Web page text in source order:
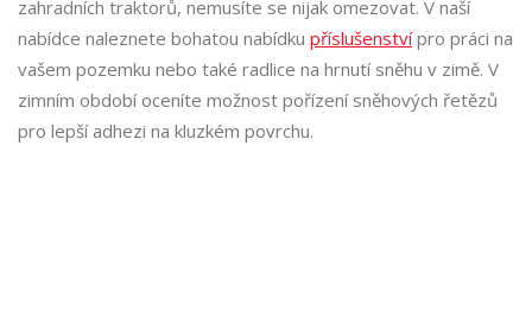
zahradních traktorů, nemusíte se nijak omezovat. V naší
nabídce naleznete bohatou nabídku příslušenstvípro práci na
vašem pozemku nebo také radlice na hrnutí sněhu v zimě. V
zimním období oceníte možnost pořízení sněhových řetězů
pro lepší adhezi na kluzkém povrchu.